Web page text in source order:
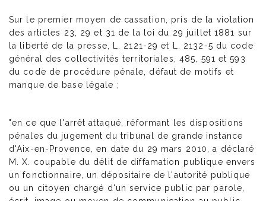
Sur le premier moyen de cassation, pris de la violation
des articles 23, 29 et 31 de la loi du 29 juillet 1881 sur
la liberté de la presse, L. 2121-29 et L. 2132-5 du code
général des collectivités territoriales, 485, 591 et 593
du code de procédure pénale, défaut de motifs et
manque de base légale ;
"en ce que l'arrêt attaqué, réformant les dispositions
pénales du jugement du tribunal de grande instance
d'Aix-en-Provence, en date du 29 mars 2010, a déclaré
M. X. coupable du délit de diffamation publique envers
un fonctionnaire, un dépositaire de l'autorité publique
ou un citoyen chargé d'un service public par parole,